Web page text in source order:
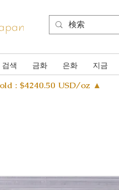
색 금화 은화 지금
: $4240.50 USD/oz ▲